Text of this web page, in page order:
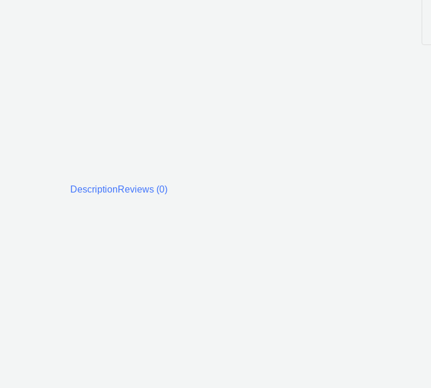
DescriptionReviews (0)